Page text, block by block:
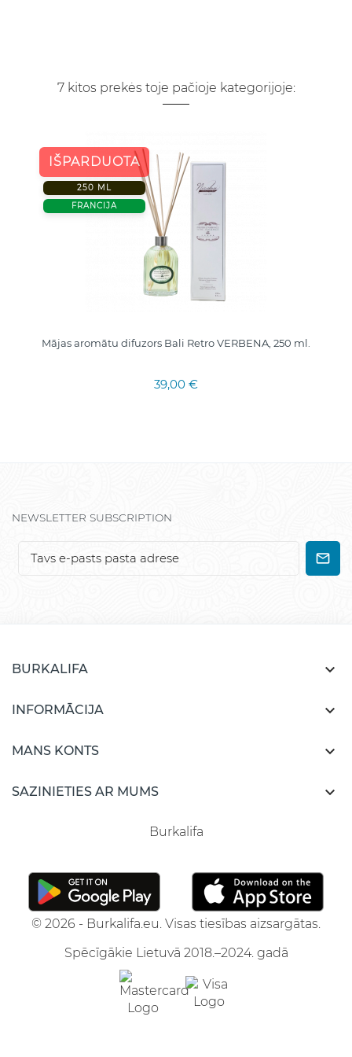
7 kitos prekės toje pačioje kategorijoje:
IŠPARDUOTA
250 ML
FRANCIJA
Mājas aromātu difuzors Bali Retro VERBENA, 250 ml.
39,00 €
NEWSLETTER SUBSCRIPTION
BURKALIFA 
INFORMĀCIJA 
MANS KONTS 
SAZINIETIES AR MUMS 
Burkalifa
© 2026 - Burkalifa.eu. Visas tiesības aizsargātas.
Spēcīgākie Lietuvā 2018.–2024. gadā